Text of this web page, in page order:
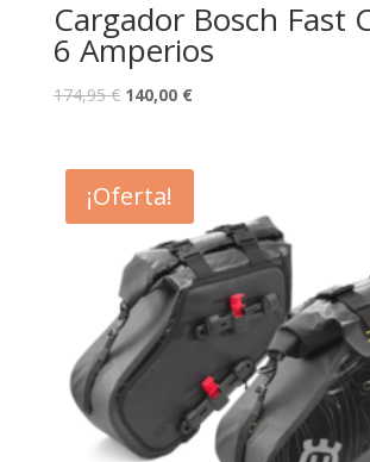
Cargador Bosch Fast
6 Amperios
174,95€ 140,00 €
¡Oferta!